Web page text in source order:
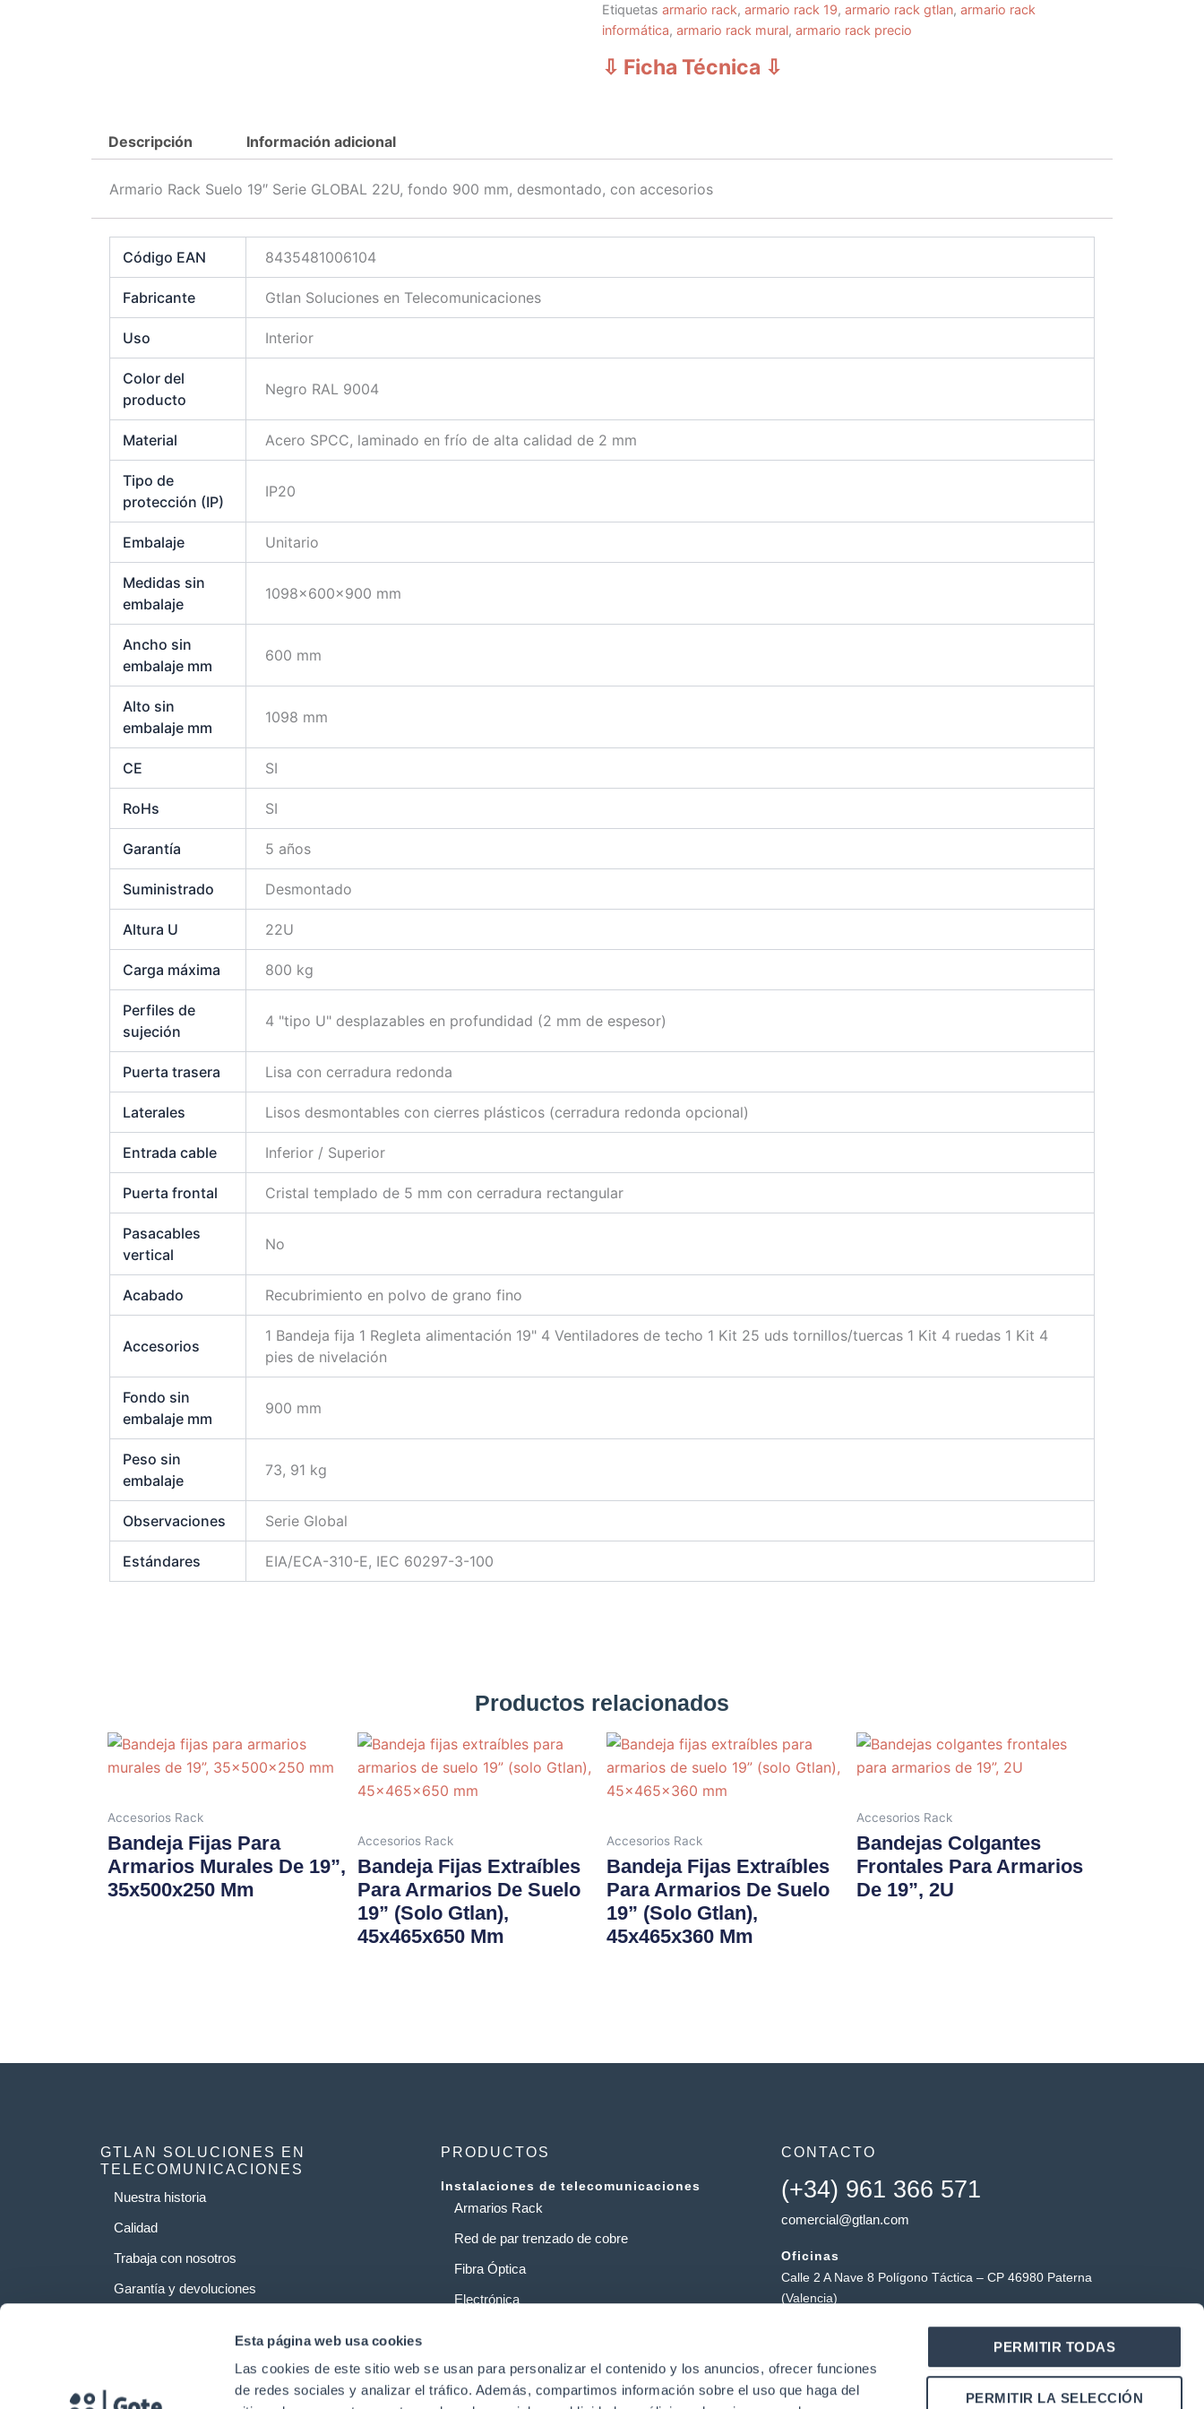
Esta página web usa cookies
Las cookies de este sitio web se usan para personalizar el contenido y los anuncios, ofrecer funciones
de redes sociales y analizar el tráfico. Además, compartimos información sobre el uso que haga del
PERMITIR TODAS
PERMITIR LA SELECCIÓN
Etiquetas armario rack, armario rack 19, armario rack gtlan, armario rack
informática, armario rack mural, armario rack precio
⇩ Ficha Técnica ⇩
Descripción Información adicional
Armario Rack Suelo 19″ Serie GLOBAL 22U, fondo 900 mm, desmontado, con accesorios
Código EAN 8435481006104
Fabricante Gtlan Soluciones en Telecomunicaciones
Uso Interior
Color del
producto
Negro RAL 9004
Material Acero SPCC, laminado en frío de alta calidad de 2 mm
Tipo de
protección (IP)
IP20
Embalaje Unitario
Medidas sin
embalaje
1098x600x900 mm
Ancho sin
embalaje mm
600 mm
Alto sin
embalaje mm
1098 mm
CE SI
RoHs SI
Garantía 5 años
Suministrado Desmontado
Altura U 22U
Carga máxima 800 kg
Perfiles de
sujeción
4 "tipo U" desplazables en profundidad (2 mm de espesor)
Puerta trasera Lisa con cerradura redonda
Laterales Lisos desmontables con cierres plásticos (cerradura redonda opcional)
Entrada cable Inferior / Superior
Puerta frontal Cristal templado de 5 mm con cerradura rectangular
Pasacables
vertical
No
Acabado Recubrimiento en polvo de grano fino
Accesorios
1 Bandeja fija 1 Regleta alimentación 19" 4 Ventiladores de techo 1 Kit 25 uds tornillos/tuercas 1 Kit 4 ruedas 1 Kit 4
pies de nivelación
Fondo sin
embalaje mm
900 mm
Peso sin
embalaje
73, 91 kg
Observaciones Serie Global
Estándares EIA/ECA-310-E, IEC 60297-3-100
Productos relacionados
Accesorios Rack
Bandeja Fijas Para
Armarios Murales De 19”,
35x500x250 Mm
Accesorios Rack
Bandeja Fijas Extraíbles
Para Armarios De Suelo
19” (solo Gtlan),
45x465x650 Mm
Accesorios Rack
Bandeja Fijas Extraíbles
Para Armarios De Suelo
19” (solo Gtlan),
45x465x360 Mm
Accesorios Rack
Bandejas Colgantes
Frontales Para Armarios
De 19”, 2U
GTLAN SOLUCIONES EN
TELECOMUNICACIONES
Nuestra historia
Calidad
Trabaja con nosotros
Garantía y devoluciones
PRODUCTOS
Instalaciones de telecomunicaciones
Armarios Rack
Red de par trenzado de cobre
Fibra Óptica
Electrónica
Centros de datos
CONTACTO
(+34) 961 366 571
comercial@gtlan.com
Oficinas
Calle 2 A Nave 8 Polígono Táctica – CP 46980 Paterna
(Valencia)
Polígono Industrial Táctica, Carrer Forners, 18, 46980
Paterna (Valencia)
Y
L